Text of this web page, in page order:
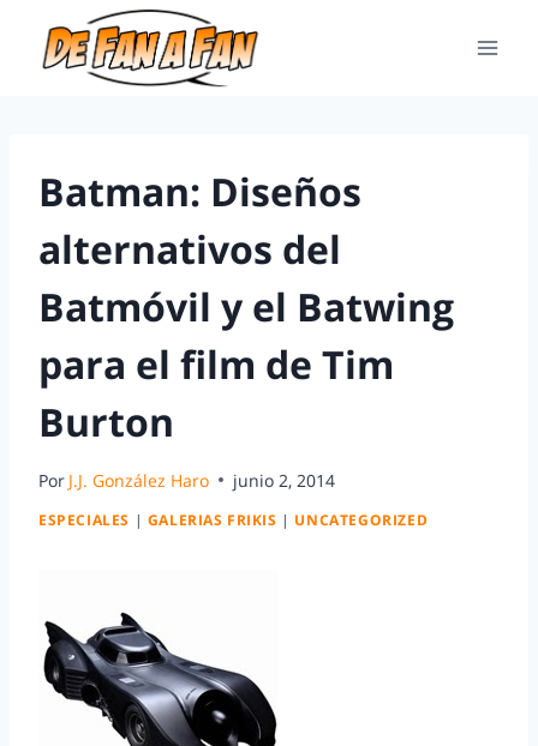
Batman: Diseños
alternativos del
Batmóvil y el Batwing
para el film de Tim
Burton
Por J.J. González Haro junio 2, 2014
ESPECIALES | GALERIAS FRIKIS | UNCATEGORIZED